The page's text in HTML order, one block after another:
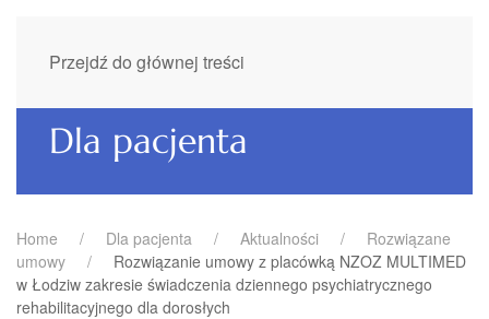
Przejdź do głównej treści
Dla pacjenta
Home Dla pacjenta Aktualności
Rozwiązane
umowy
Rozwiązanie umowy z placówką NZOZ MULTIMED
w Łodziw zakresie świadczenia dziennego psychiatrycznego
rehabilitacyjnego dla dorosłych